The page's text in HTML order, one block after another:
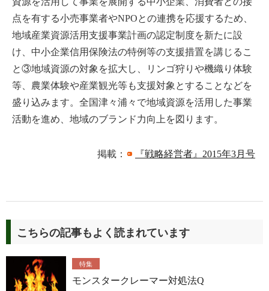
点を有する小売事業者やNPOとの連携を応援するため、
地域産業資源活用支援事業計画の認定制度を新たに設
け、中小企業信用保険法の特例等の支援措置を講じるこ
と③地域資源の対象を拡大し、リンゴ狩りや機織り体験
等、農業体験や産業観光等も支援対象とすることなどを
盛り込みます。全国津々浦々で地域資源を活用した事業
活動を進め、地域のブランド力向上を図ります。
掲載： 『戦略経営者』2015年3月号
こちらの記事もよく読まれています
特集
モンスタークレーマー対処法Q